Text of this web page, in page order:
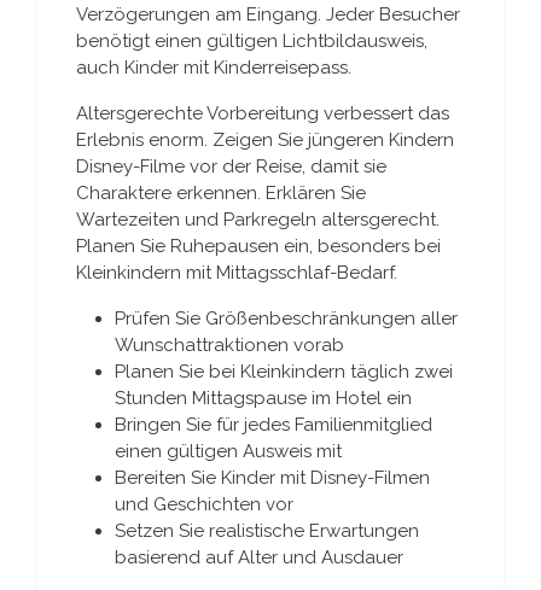
Verzögerungen am Eingang. Jeder Besucher
benötigt einen gültigen Lichtbildausweis,
auch Kinder mit Kinderreisepass.
Altersgerechte Vorbereitung verbessert das
Erlebnis enorm. Zeigen Sie jüngeren Kindern
Disney-Filme vor der Reise, damit sie
Charaktere erkennen. Erklären Sie
Wartezeiten und Parkregeln altersgerecht.
Planen Sie Ruhepausen ein, besonders bei
Kleinkindern mit Mittagsschlaf-Bedarf.
Prüfen Sie Größenbeschränkungen aller
Wunschattraktionen vorab
Planen Sie bei Kleinkindern täglich zwei
Stunden Mittagspause im Hotel ein
Bringen Sie für jedes Familienmitglied
einen gültigen Ausweis mit
Bereiten Sie Kinder mit Disney-Filmen
und Geschichten vor
Setzen Sie realistische Erwartungen
basierend auf Alter und Ausdauer